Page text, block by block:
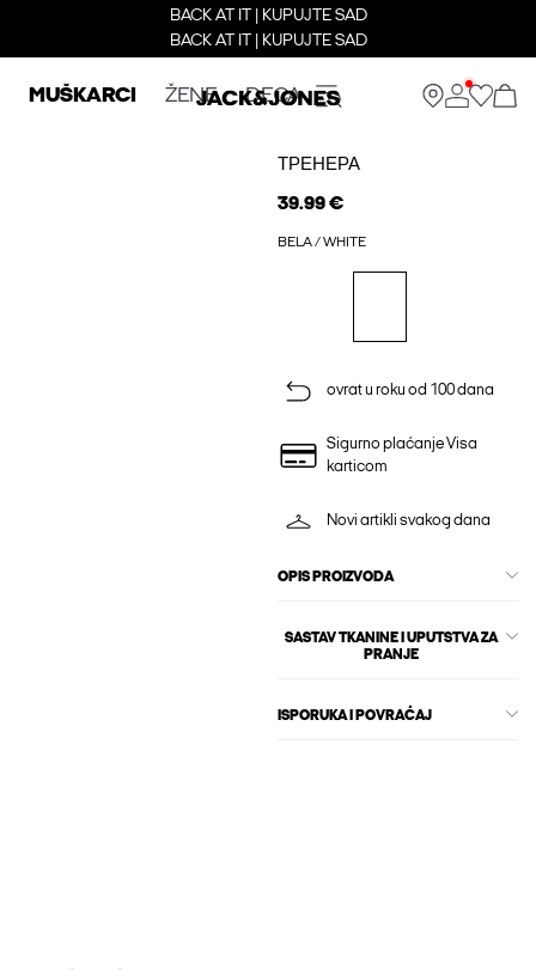
BACK AT IT | KUPUJTE SAD
BACK AT IT | KUPUJTE SAD
MUŠKARCI ŽENE DECA
ТРЕНЕРА
39.99 €
BELA / WHITE
ovrat u roku od 100 dana
Sigurno plaćanje Visa
karticom
Novi artikli svakog dana
OPIS PROIZVODA
SASTAV TKANINE I UPUTSTVA ZA
PRANJE
ISPORUKA I POVRAĆAJ